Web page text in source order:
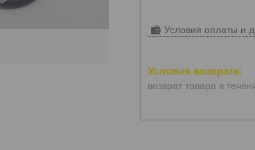
Условия оплаты и
возврат товара в